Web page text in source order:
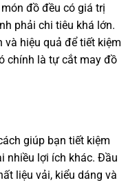
đồ đều có giá trị
phải chi tiêu khá lớn.
hiệu quả để tiết kiệm
chính là tự cắt may đồ
giúp bạn tiết kiệm
nhiều lợi ích khác. Đầu
liệu vải, kiểu dáng và